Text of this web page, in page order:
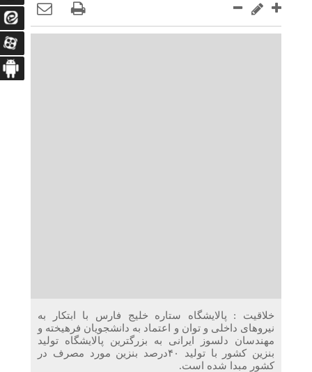
شد / تجارت ۱۰ میلیارد دلاری ایران و پاکستان
خلاقیت : پالایشگاه ستاره خلیج فارس با ابتکار به
نیروهای داخلی و توان و اعتماد به دانشجویان فرهیخته و
مهندسان دلسوز ایرانی به بزرگترین پالایشگاه تولید
بنزین کشور با تولید ۴۰درصد بنزین مورد مصرف در
کشور مبدا شده است.